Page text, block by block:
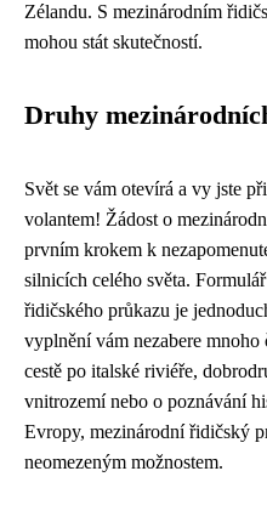
Zélandu. S mezinárodním
mohou stát skutečností.
Druhy
Svět se vám otevírá a vy jste
volantem! Žádost o
prvním krokem k
silnicích celého světa.
řidičského průkazu je
vyplnění vám nezabere
cestě po italské riviéře,
vnitrozemí nebo o poznávání
Evropy, mezinárodní řidičský
neomezeným možnostem.